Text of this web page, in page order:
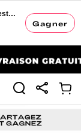
Gagner
ROMWE - Votre e-centre commercial esthétique